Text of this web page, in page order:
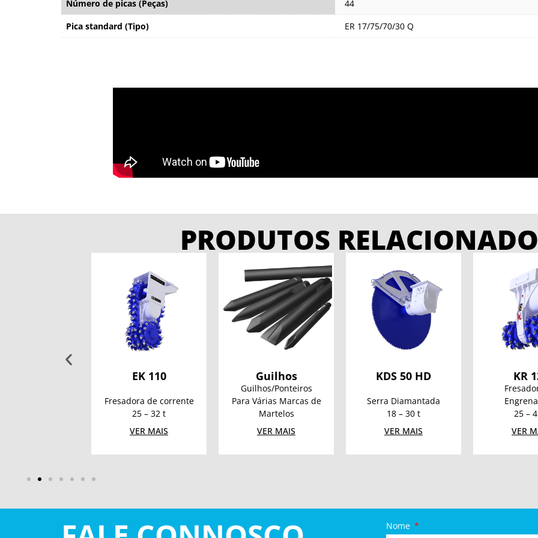
Número de picas (Peças)
44
Pica standard (Tipo)
ER 17/75/70/30 Q
PRODUTOS
EK 110
Fresadora de corrente
25 – 32 t
VER MAIS
Guilhos
Guilhos/Ponteiros
Para Várias Marcas de
Martelos
VER MAIS
KDS 50 HD
Serra Diamantada
18 – 30 t
VER MAIS
KR
25 –
VER
Nome